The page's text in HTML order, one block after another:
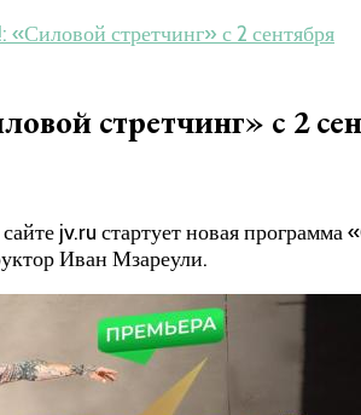
стретчинг» с 2 сентября
стретчинг» с 2
jv.ru стартует новая
Иван Мзареули.